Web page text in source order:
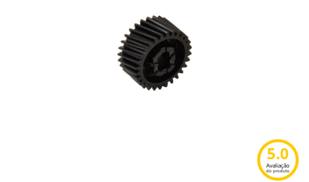
5.0
Avaliação
do produto